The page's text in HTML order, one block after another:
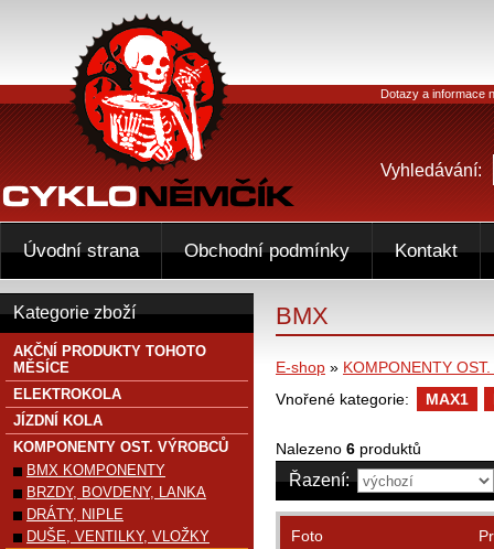
BMX
E-shop » KOMPONENTY
Vnořené kategorie:
MAX1
Nalezeno 6 produktů
Řazení:
Foto
Kategorie zboží
AKČNÍ PRODUKTY TOHOTO
MĚSÍCE
ELEKTROKOLA
JÍZDNÍ KOLA
KOMPONENTY OST. VÝROBCŮ
BMX KOMPONENTY
BRZDY, BOVDENY, LANKA
DRÁTY, NIPLE
DUŠE, VENTILKY, VLOŽKY
Dotazy a informace
Vyhledávání:
Úvodní strana Obchodní podmínky Kontakt